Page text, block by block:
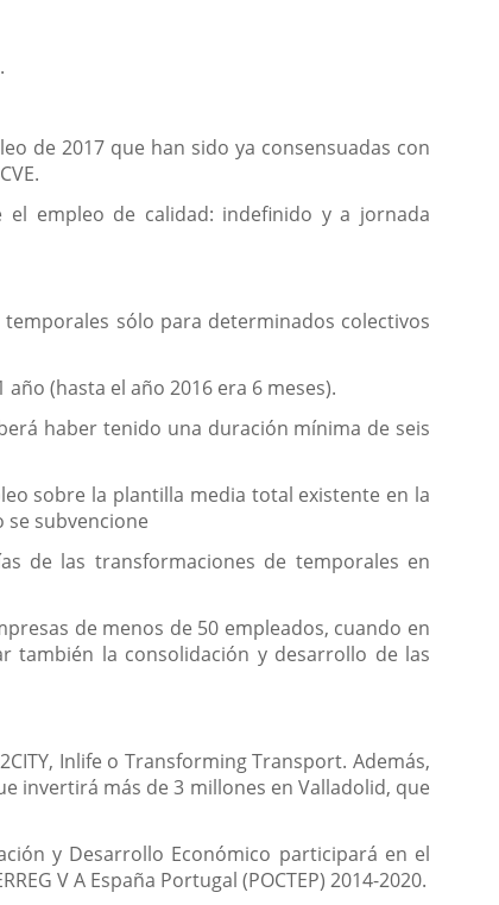
de 2017 que han sido ya consensuadas con
empleo de calidad: indefinido y a jornada
sólo para determinados colectivos
(hasta el año 2016 era 6 meses).
haber tenido una duración mínima de seis
sobre la plantilla media total existente en la
subvencione
de las transformaciones de temporales en
de menos de 50 empleados, cuando en
también la consolidación y desarrollo de las
Inlife o Transforming Transport. Además,
invertirá más de 3 millones en Valladolid, que
y Desarrollo Económico participará en el
V A España Portugal (POCTEP) 2014-2020.